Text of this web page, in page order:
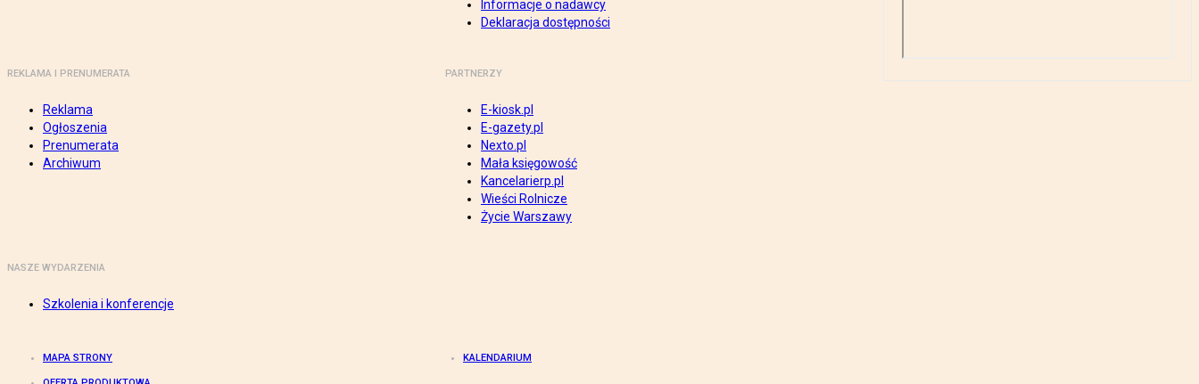
Informacje o nadawcy
Deklaracja dostępności
REKLAMA I PRENUMERATA
Reklama
Ogłoszenia
Prenumerata
Archiwum
PARTNERZY
E-kiosk.pl
E-gazety.pl
Nexto.pl
Mała księgowość
Kancelarierp.pl
Wieści Rolnicze
Życie Warszawy
NASZE WYDARZENIA
Szkolenia i konferencje
MAPA STRONY KALENDARIUM